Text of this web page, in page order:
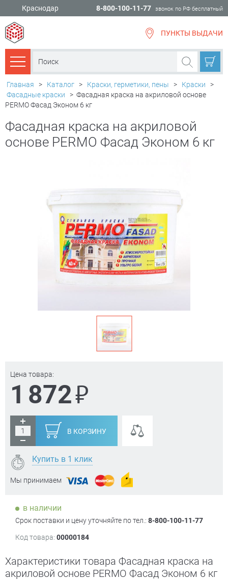
Краснодар 8-800-100-11-77 звонок по РФ бесплатный
ПУНКТЫ ВЫДАЧИ
Каталог товаров
Главная > Каталог > Краски, герметики, пены > Краски
>
Фасадные краски
> Фасадная краска на акриловой основе
PERMO Фасад Эконом 6 кг
Фасадная краска на акриловой
основе PERMO Фасад Эконом 6 кг
Цена товара:
1 872₽
В КОРЗИНУ
Купить в 1 клик
Мы принимаем
в наличии
Срок поставки и цену уточняйте по тел.: 8-800-100-11-77
Код товара: 00000184
Характеристики товара Фасадная краска на
акриловой основе PERMO Фасад Эконом 6 кг